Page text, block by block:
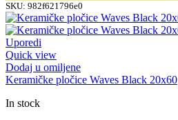
SKU: 982f621796e0
Uporedi
Quick view
Dodaj u omiljene
Keramičke pločice Waves Black 20x60
In stock